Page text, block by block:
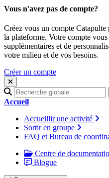
Vous n'avez pas de compte?
Créez vous un compte
la plateforme. Votre compte
supplémentaires et de
votre milieu et de vos besoins.
Créer un compte
Recherche
pour
Accueil
Accueillir une activité
Sortir en groupe
FAQ et Bureau de
Centre de
Blogue